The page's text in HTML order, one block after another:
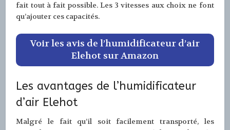
fait tout à fait possible. Les 3 vitesses aux choix ne font
qu’ajouter ces capacités.
Voir les avis de l’humidificateur d’air
Elehot sur Amazon
Les avantages de l’humidificateur
d’air Elehot
Malgré le fait qu’il soit facilement transporté, les